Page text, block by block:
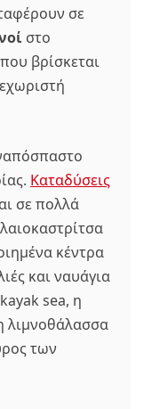
σε
στο
βρίσκεται
Καταδύσεις
σε πολλά
κέντρα
και ναυάγια
sea, η
λιμνοθάλασσα
των